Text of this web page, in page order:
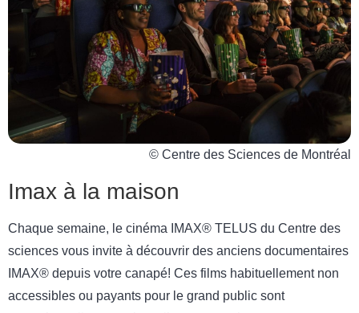
© Centre des Sciences de Montréal
Imax à la maison
Chaque semaine, le cinéma IMAX® TELUS du Centre des
sciences vous invite à découvrir des anciens documentaires
IMAX® depuis votre canapé! Ces films habituellement non
accessibles ou payants pour le grand public sont